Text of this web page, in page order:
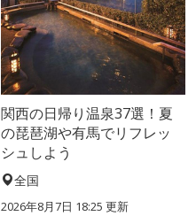
関西の日帰り温泉37選！夏
の琵琶湖や有馬でリフレッ
シュしよう
全国
2026年8月7日 18:25 更新